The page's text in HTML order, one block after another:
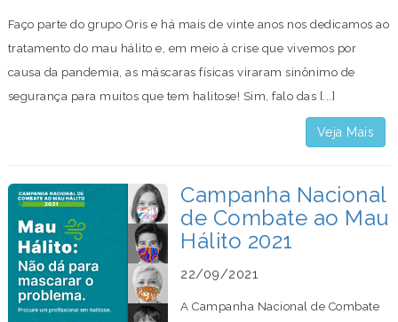
Faço parte do grupo Oris e há mais de vinte anos nos dedicamos ao
tratamento do mau hálito e, em meio à crise que vivemos por
causa da pandemia, as máscaras físicas viraram sinônimo de
segurança para muitos que tem halitose! Sim, falo das [...]
Veja Mais
Campanha Nacional
de Combate ao Mau
Hálito 2021
22/09/2021
A Campanha Nacional de Combate